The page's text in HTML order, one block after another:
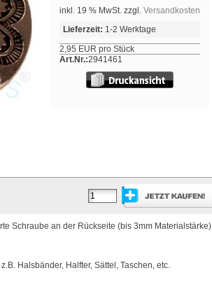
inkl. 19 % MwSt. zzgl. Versandkosten
Lieferzeit: 1-2 Werktage
2,95 EUR pro Stück
Art.Nr.:2941461
Schraube an der Rückseite (bis 3mm Materialstärke)
Halsbänder, Halfter, Sättel, Taschen, etc.